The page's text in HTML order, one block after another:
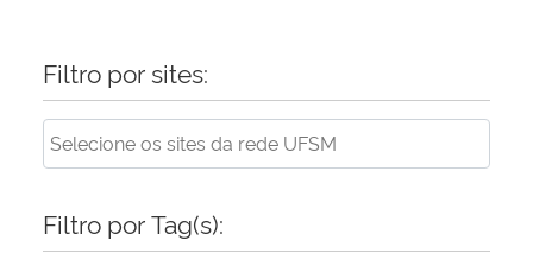
Filtro por sites:
Filtro por Tag(s):